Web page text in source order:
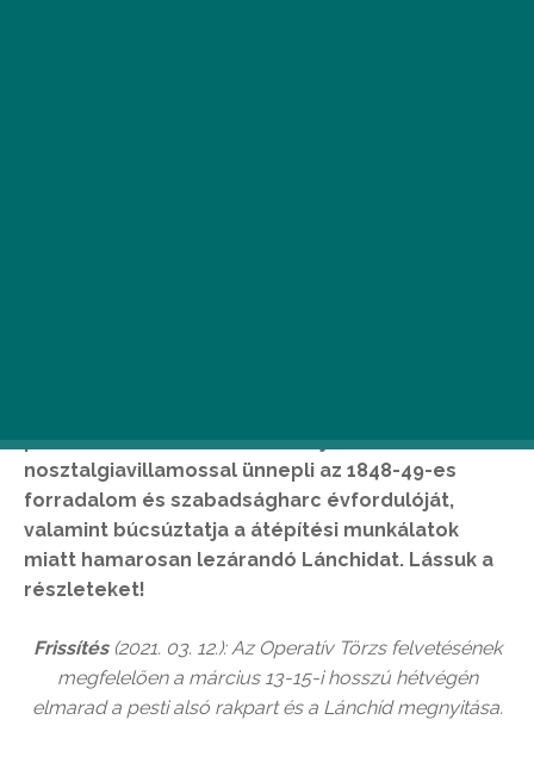
plakátkiállítással, kincskereső játékkal és
nosztalgiavillamossal ünnepli az 1848-49-es
forradalom és szabadságharc évfordulóját,
valamint búcsúztatja a átépítési munkálatok
miatt hamarosan lezárandó Lánchidat. Lássuk a
részleteket!
Frissítés(2021. 03. 12.): Az Operatív Törzs felvetésének
megfelelően a március 13-15-i hosszú hétvégén
elmarad a pesti alsó rakpart és a Lánchíd megnyitása.